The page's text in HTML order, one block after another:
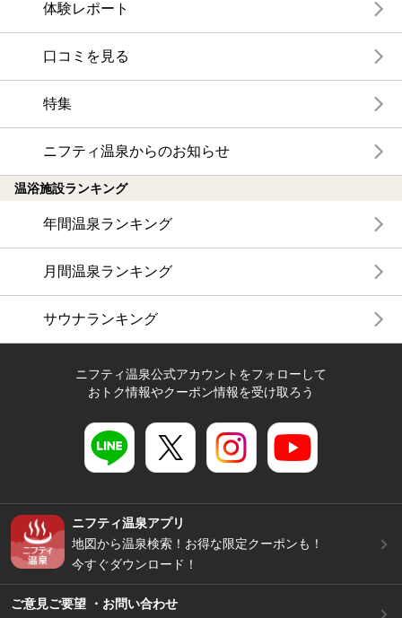
体験レポート
口コミを見る
特集
ニフティ温泉からのお知らせ
温浴施設ランキング
年間温泉ランキング
月間温泉ランキング
サウナランキング
ニフティ温泉公式アカウントをフォローして
おトク情報やクーポン情報を受け取ろう
ニフティ温泉アプリ
地図から温泉検索！お得な限定クーポンも！
今すぐダウンロード！
ご意見ご要望 ・お問い合わせ